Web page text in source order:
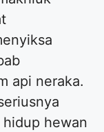
api neraka.
hidup hewan